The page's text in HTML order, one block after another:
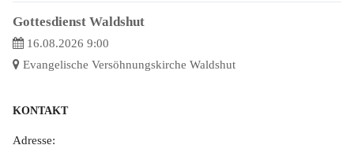
Gottesdienst Waldshut
16.08.2026 9:00
Evangelische Versöhnungskirche Waldshut
KONTAKT
Adresse: